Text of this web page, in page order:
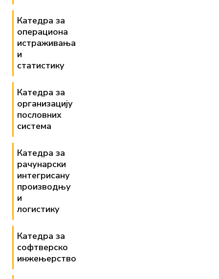
Катедра за
операциона
истраживања
и
статистику
Катедра за
организацију
пословних
система
Катедра за
рачунарски
интегрисану
производњу
и
логистику
Катедра за
софтверско
инжењерство